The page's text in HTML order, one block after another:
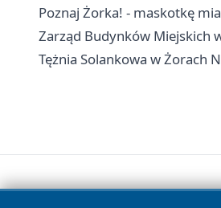
Poznaj Żorka! - maskotkę
Zarząd Budynków Miejskich
Tężnia Solankowa w Żorach